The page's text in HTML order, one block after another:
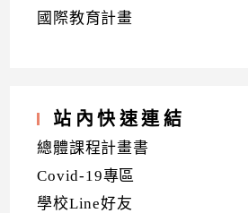
國際教育計畫
站內快速連結
總體課程計畫書
Covid-19專區
學校Line好友